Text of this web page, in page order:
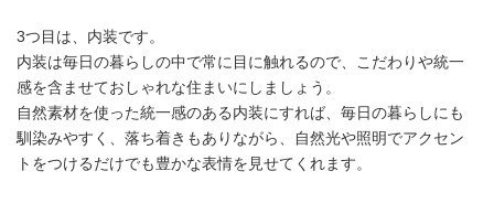
3つ目は、内装です。
内装は毎日の暮らしの中で常に目に触れるので、こだわりや統一
感を含ませておしゃれな住まいにしましょう。
自然素材を使った統一感のある内装にすれば、毎日の暮らしにも
馴染みやすく、落ち着きもありながら、自然光や照明でアクセン
トをつけるだけでも豊かな表情を見せてくれます。